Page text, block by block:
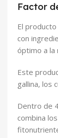
Factor
El
con
óptimo a la
Este
gallina, los
Dentro de
combina